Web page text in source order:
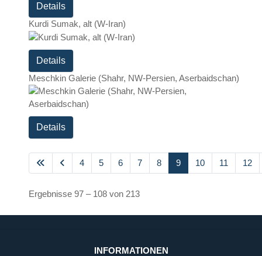
Details
Kurdi Sumak, alt (W-Iran)
Details
Meschkin Galerie (Shahr, NW-Persien, Aserbaidschan)
Details
4 5 6 7 8 9 10 11 12
Ergebnisse 97 – 108 von 213
INFORMATIONEN